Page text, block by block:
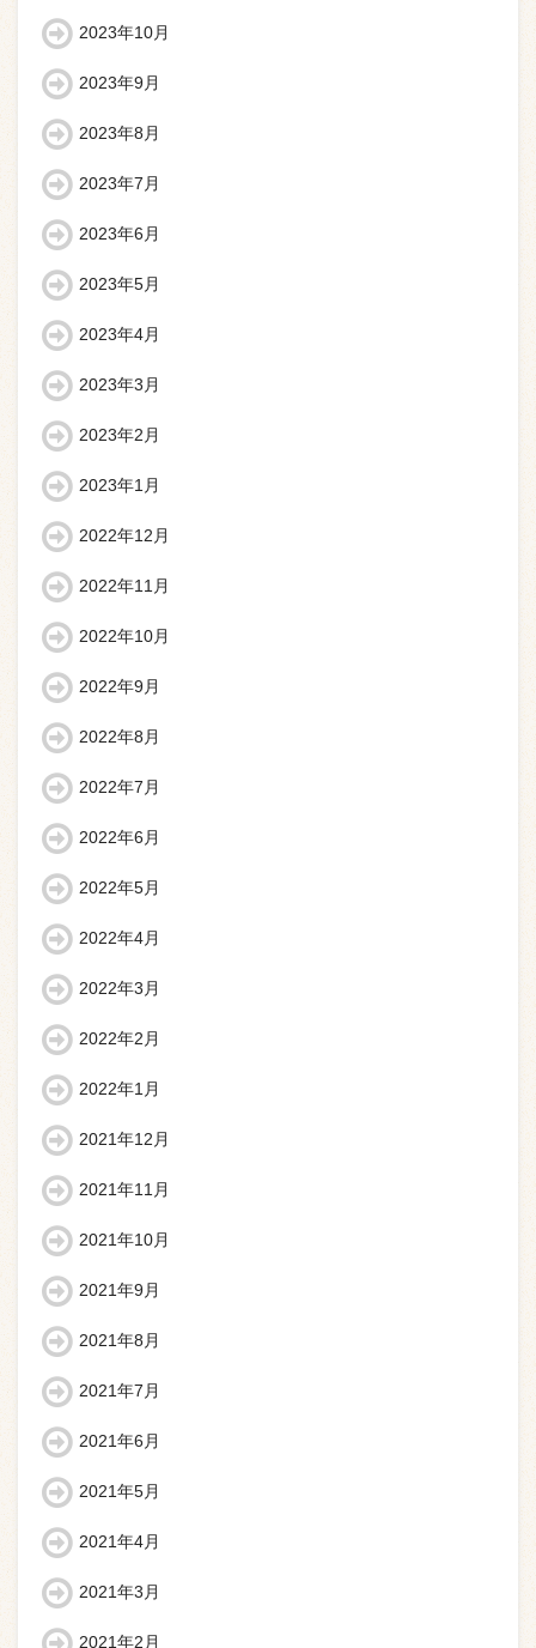
2023年10月
2023年9月
2023年8月
2023年7月
2023年6月
2023年5月
2023年4月
2023年3月
2023年2月
2023年1月
2022年12月
2022年11月
2022年10月
2022年9月
2022年8月
2022年7月
2022年6月
2022年5月
2022年4月
2022年3月
2022年2月
2022年1月
2021年12月
2021年11月
2021年10月
2021年9月
2021年8月
2021年7月
2021年6月
2021年5月
2021年4月
2021年3月
2021年2月